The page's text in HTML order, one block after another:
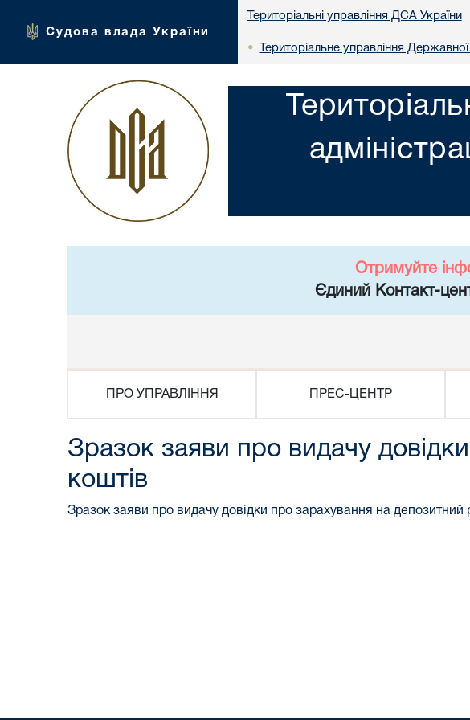
Судова влада України
Територіальні управління ДСА України
• Територіальне управління
Отримуйте
Єдиний Контакт-
ПРО УПРАВЛІННЯ ПРЕС-ЦЕНТР
Зразок заяви про видачу
коштів
Зразок заяви про видачу довідки про зарахування на депозитний